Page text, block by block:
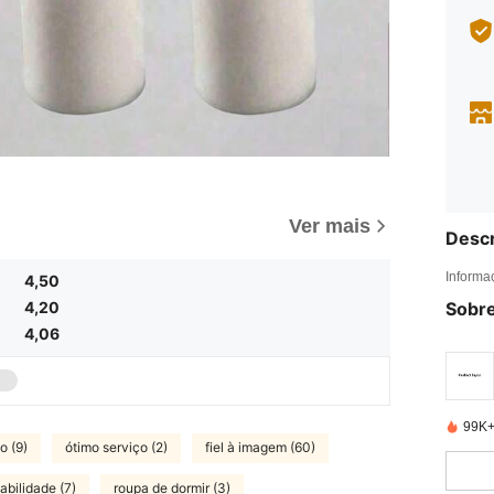
Ver mais
4,50
4,20
4,06
(9) ótimo serviço (2) fiel à imagem (60)
(7) roupa de dormir (3)